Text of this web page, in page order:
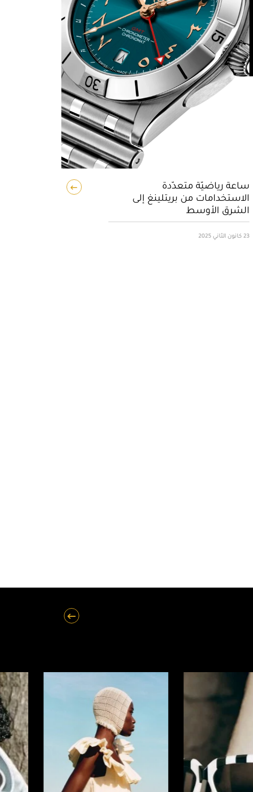
ساعة رياضيّة متعدّدة
الاستخدامات من بريتلينغ إلى
الشرق الأوسط
23 كانون الثاني 2025